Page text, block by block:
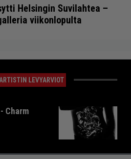
Helsingin Suvilahtea –
viikonlopulta
LEVYARVIOT
Charm